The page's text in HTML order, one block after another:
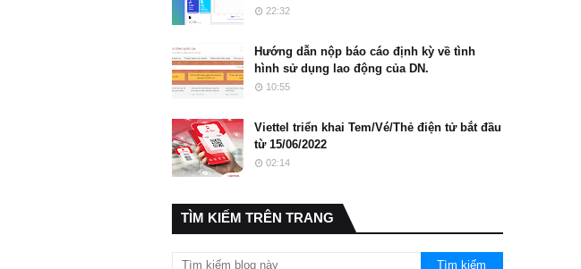
22:32
Hướng dẫn nộp báo cáo định kỳ về tình
hình sử dụng lao động của DN.
10:55
Viettel triển khai Tem/Vé/Thẻ điện tử bắt đầu
từ 15/06/2022
02:14
TÌM KIẾM TRÊN TRANG